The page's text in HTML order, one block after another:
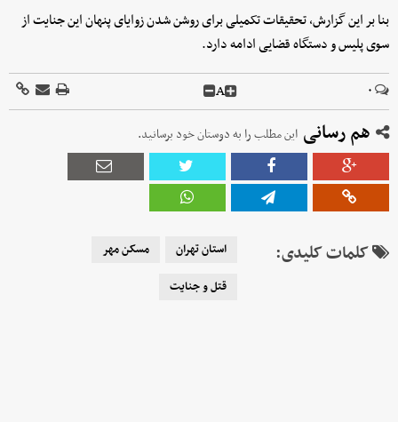
بنا بر این گزارش، تحقیقات تکمیلی برای روشن شدن زوایای پنهان این جنایت از
سوی پلیس و دستگاه قضایی ادامه دارد.
۰ A
هم رسانی این مطلب را به دوستان خود برسانید.
کلمات کلیدی: استان تهران
مسکن مهر
قتل و جنایت